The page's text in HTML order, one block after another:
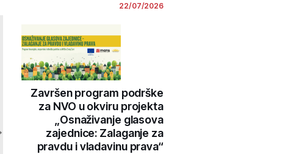
22/07/2026
Završen program podrške
za NVO u okviru projekta
„Osnaživanje glasova
zajednice: Zalaganje za
pravdu i vladavinu prava“